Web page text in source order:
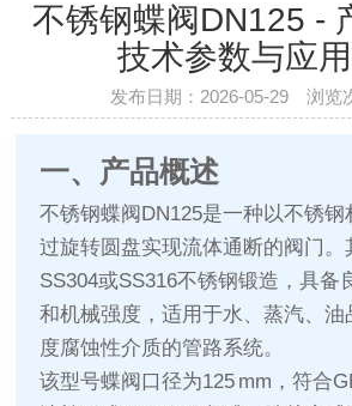
不锈钢蝶阀DN125 -
技术参数与应
发布日期：2026-05-29 浏览
一、产品概述
不锈钢蝶阀DN125是一种以不锈钢
过旋转圆盘实现流体通断的阀门。
SS304或SS316不锈钢锻造，具备
和机械强度，适用于水、蒸汽、油
度腐蚀性介质的管路系统。
该型号蝶阀口径为125 mm，符合